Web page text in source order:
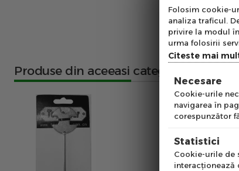
Produse din aceeasi categorie
Folosim cookie-
analiza traficul.
privire la modul
urma folosirii
Citeste mai
Necesare
Cookie-urile
navigarea în
corespunzător
Statistici
Cookie-urile de
interacţionează